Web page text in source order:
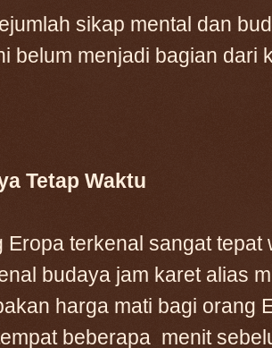
sikap mental dan
belum menjadi bagian dari
Tetap Waktu
Eropa terkenal sangat
budaya jam karet alias
harga mati bagi orang
beberapa menit